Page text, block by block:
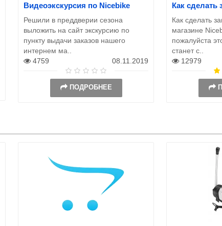
Видеоэкскурсия по Nicebike
Решили в преддверии сезона
выложить на сайт экскурсию по
пункту выдачи заказов нашего
интернем ма..
4759
08.11.2019
ПОДРОБНЕЕ
Как сделать
Как сделать
магазине
пожалуйста
станет с..
12979